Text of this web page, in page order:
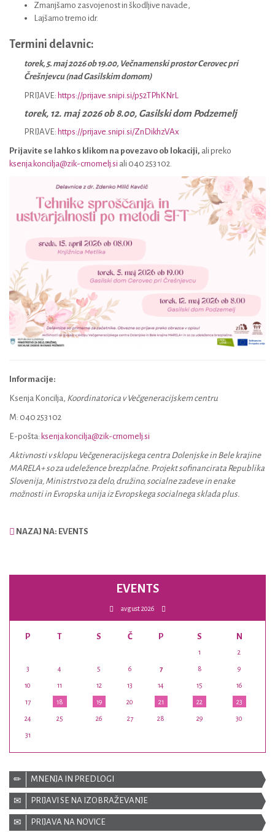
Zmanjšamo zasvojenost in škodljive navade,
Lajšamo tremo idr.
Termini delavnic:
torek, 5. maj 2026 ob 19.00, Večnamenski prostor Cerovec pri
Črešnjevcu (nad Gasilskim domom)
PRIJAVE: https://prijave.snipi.si/p52TPhKNrL
torek, 12. maj 2026 ob 8.00, Gasilski dom Podzemelj
PRIJAVE: https://prijave.snipi.si/ZnDikhzVAx
Prijavite se lahko s klikom na povezavo ob lokaciji, ali preko
ksenja.koncilja@zik-crnomelj.si ali 040 253 102.
Informacije:
Ksenja Koncilja, Koordinatorica v Večgeneracijskem centru
M: 040 253 102
E-pošta: ksenja.koncilja@zik-crnomelj.si
Aktivnosti v sklopu Večgeneracijskega centra Dolenjske in Bele krajine
MARELA+ so za udeležence brezplačne. Projekt sofinancirata Republika
Slovenija, Ministrstvo za delo, družino, socialne zadeve in enake
možnosti in Evropska unija iz Evropskega socialnega sklada plus.
NAZAJ NA: EVENTS
EVENTS
avgust 2026
P T S Č P S N
1 2
3 4 5 6 7 8 9
10 11 12 13 14 15 16
17 18 19 20 21 22 23
24 25 26 27 28 29 30
31
MNENJA IN PREDLOGI
PRIJAVI SE NA IZOBRAŽEVANJE
PRIJAVA NA NOVICE